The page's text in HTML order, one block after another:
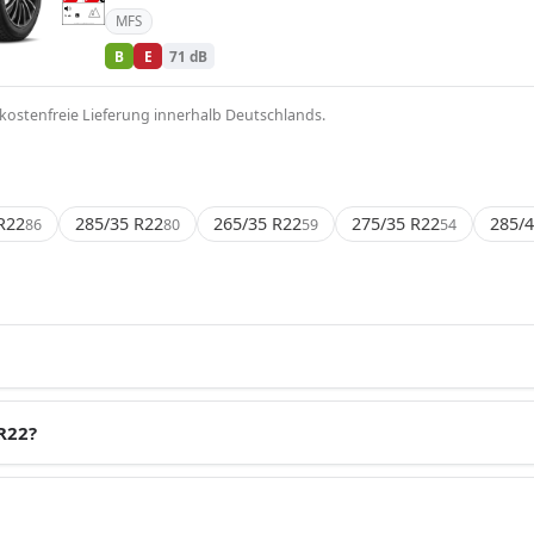
E E E
71 dB MFS
B E 71 dB
Lieferung innerhalb Deutschlands.
86 285/35 R2280 265/35 R2259 275/35 R2254 285/